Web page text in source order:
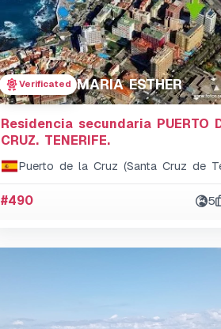
Verificated MARIA ESTHER
Residencia secundaria PUERTO
CRUZ. TENERIFE.
Puerto de la Cruz (Santa Cruz de
#490 5